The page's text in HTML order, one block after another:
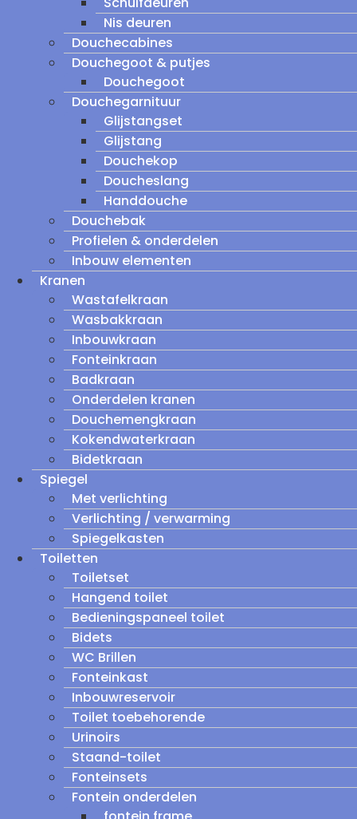
Nis deuren
Douchecabines
Douchegoot & putjes
Douchegoot
Douchegarnituur
Glijstangset
Glijstang
Douchekop
Doucheslang
Handdouche
Douchebak
Profielen & onderdelen
Inbouw elementen
Kranen
Wastafelkraan
Wasbakkraan
Inbouwkraan
Fonteinkraan
Badkraan
Onderdelen kranen
Douchemengkraan
Kokendwaterkraan
Bidetkraan
Spiegel
Met verlichting
Verlichting / verwarming
Spiegelkasten
Toiletten
Toiletset
Hangend toilet
Bedieningspaneel toilet
Bidets
WC Brillen
Fonteinkast
Inbouwreservoir
Toilet toebehorende
Urinoirs
Staand-toilet
Fonteinsets
Fontein onderdelen